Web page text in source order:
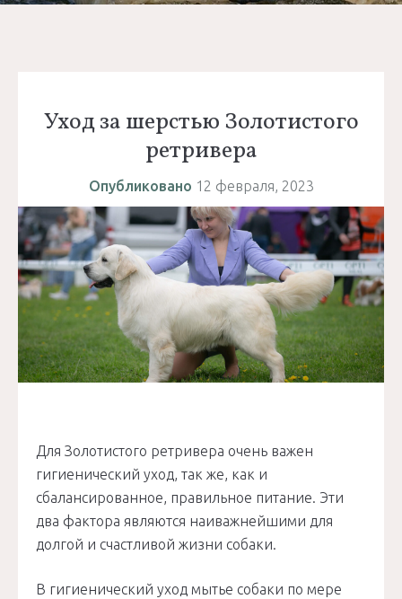
Уход за шерстью Золотистого
ретривера
Опубликовано 12 февраля, 2023
Для Золотистого ретривера очень важен
гигиенический уход, так же, как и
сбалансированное, правильное питание. Эти
два фактора являются наиважнейшими для
долгой и счастливой жизни собаки.
В гигиенический уход мытье собаки по мере